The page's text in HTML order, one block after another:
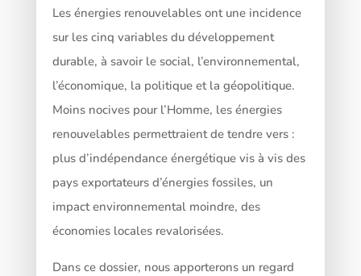
Les énergies renouvelables ont une incidence
sur les cinq variables du développement
durable, à savoir le social, l’environnemental,
l’économique, la politique et la géopolitique.
Moins nocives pour l’Homme, les énergies
renouvelables permettraient de tendre vers :
plus d’indépendance énergétique vis à vis des
pays exportateurs d’énergies fossiles, un
impact environnemental moindre, des
économies locales revalorisées.
Dans ce dossier, nous apporterons un regard